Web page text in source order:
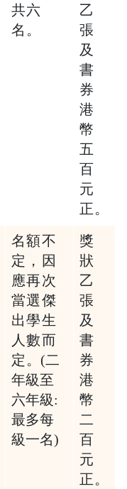
共六
名 。
乙
張
及
書
券
港
幣
五
百
元
正。
名額不
定，因
應再次
當選傑
出學生
人數而
定 。 (二
年級至
六年級:
最多每
級一名)
獎
狀
乙
張
及
書
券
港
幣
二
百
元
正。